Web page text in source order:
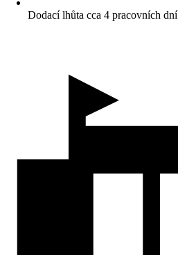
Dodací lhůta cca 4 pracovních dní